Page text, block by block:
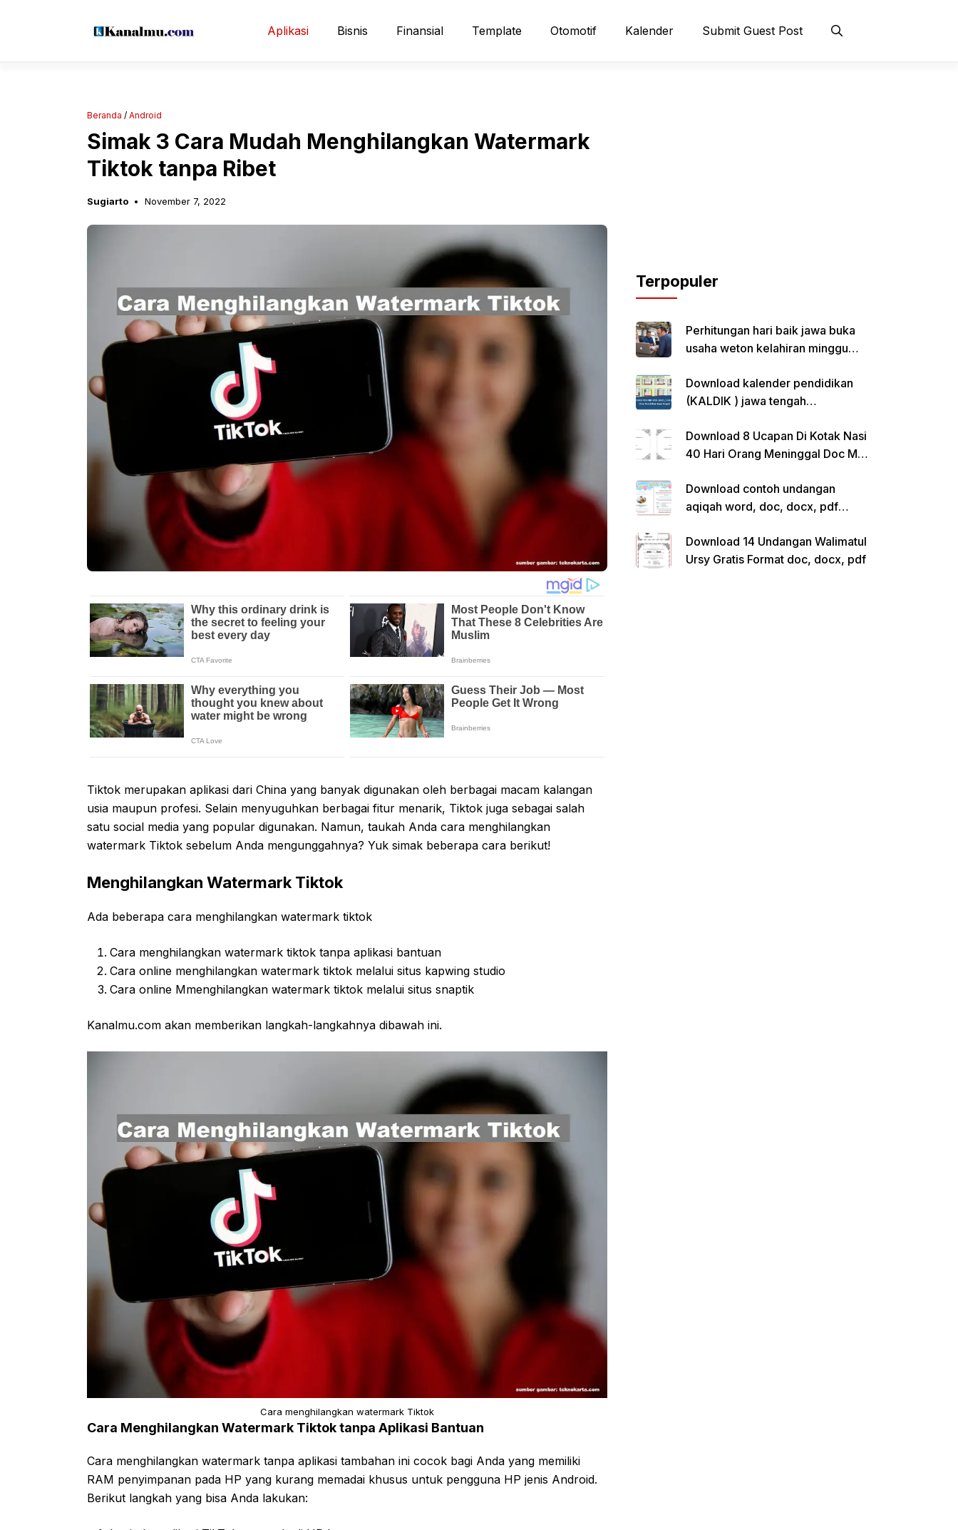
Aplikasi Bisnis Finansial Template Otomotif Kalender Submit Guest Post
Beranda / Android
Simak 3 Cara Mudah Menghilangkan Watermark
Tiktok tanpa Ribet
Sugiarto November 7, 2022
Tiktok merupakan aplikasi dari China yang banyak digunakan oleh berbagai macam kalangan
usia maupun profesi. Selain menyuguhkan berbagai fitur menarik, Tiktok juga sebagai salah
satu social media yang popular digunakan. Namun, taukah Anda cara menghilangkan
watermark Tiktok sebelum Anda mengunggahnya? Yuk simak beberapa cara berikut!
Menghilangkan Watermark Tiktok
Ada beberapa cara menghilangkan watermark tiktok
Cara menghilangkan watermark tiktok tanpa aplikasi bantuan
Cara online menghilangkan watermark tiktok melalui situs kapwing studio
Cara online Mmenghilangkan watermark tiktok melalui situs snaptik
Kanalmu.com akan memberikan langkah-langkahnya dibawah ini.
Cara menghilangkan watermark Tiktok
Cara Menghilangkan Watermark Tiktok tanpa Aplikasi Bantuan
Cara menghilangkan watermark tanpa aplikasi tambahan ini cocok bagi Anda yang memiliki
RAM penyimpanan pada HP yang kurang memadai khusus untuk pengguna HP jenis Android.
Berikut langkah yang bisa Anda lakukan:
Terpopuler
Perhitungan hari baik jawa buka
usaha weton kelahiran minggu
Download kalender pendidikan
(KALDIK ) jawa tengah
Download 8 Ucapan Di Kotak Nasi
40 Hari Orang Meninggal Doc Ms.
Download contoh undangan
aqiqah word, doc, docx, pdf
Download 14 Undangan Walimatul
Ursy Gratis Format doc, docx, pdf